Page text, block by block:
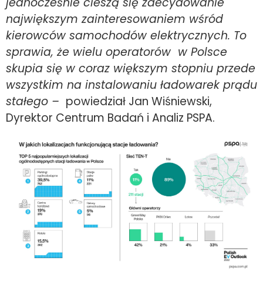
największym zainteresowaniem wśród
kierowców samochodów elektrycznych. To
sprawia, że wielu operatorów w Polsce
skupia się w coraz większym stopniu przede
wszystkim na instalowaniu ładowarek prądu
stałego – powiedział Jan Wiśniewski,
Dyrektor Centrum Badań i Analiz PSPA.